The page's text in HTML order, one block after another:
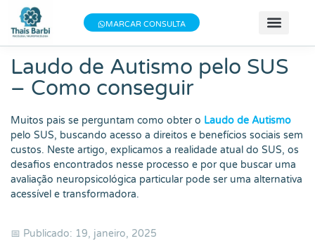
Baixe meu E-book gratuito "3 Técnicas do
Bem-estar"!
Baixe aqui
MARCAR CONSULTA
Laudo de Autismo pelo SUS
– Como conseguir
Muitos pais se perguntam como obter o Laudo de Autismo
pelo SUS, buscando acesso a direitos e benefícios sociais sem
custos. Neste artigo, explicamos a realidade atual do SUS, os
desafios encontrados nesse processo e por que buscar uma
avaliação neuropsicológica particular pode ser uma alternativa
acessível e transformadora.
📅 Publicado: 19, janeiro, 2025